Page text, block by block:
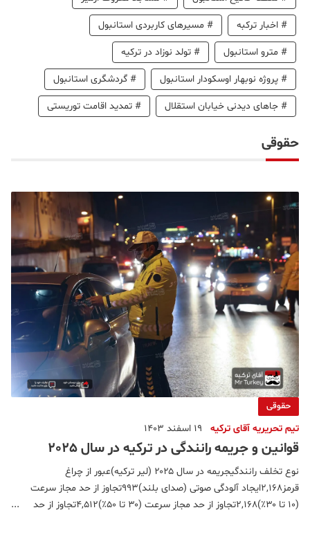
دکوراسیون
قبرس
# اخبار ترکبه # مسیرهای کاربردی استانبول
# مترو استانبول # تولد نوزاد در ترکیه
# پروژه نوبهار اوسکودار استانبول # گردشگری استانبول
# جاهای دیدنی خیابان استقلال # تمدید اقامت توریستی
حقوقی
حقوقی
تیم تحریریه آقای ترکیه 19 اسفند 1403
قوانین و جریمه رانندگی در ترکیه در سال 2025
نوع تخلف رانندگیجریمه در سال ۲۰۲۵ (لیر ترکیه)عبور از چراغ
قرمز2,168ایجاد آلودگی صوتی (صدای بلند)993تجاوز از حد مجاز سرعت
(۱۰ تا ۳۰٪)2,168تجاوز از حد مجاز سرعت (۳۰ تا ۵۰٪)4,512تجاوز از حد